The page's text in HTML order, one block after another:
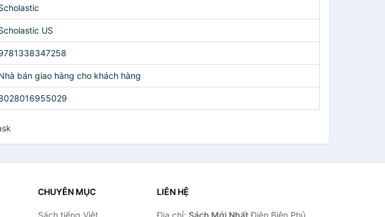
US
bán giao hàng cho khách hàng
CHUYÊN MỤC
Sách tiếng Việt
LIÊN HỆ
Địa chỉ: Sách Mới NhấtĐiện Biên Phủ,